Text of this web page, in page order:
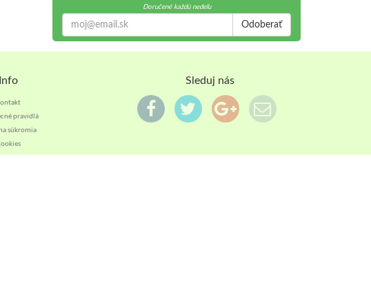
Doručené každú nedeľu
Odoberať
Info
pravidlá
súkromia
Sleduj nás